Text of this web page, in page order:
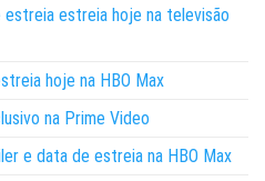
estreia hoje na televisão
hoje na HBO Max
na Prime Video
e data de estreia na HBO Max